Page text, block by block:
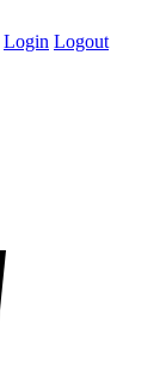
Login Logout